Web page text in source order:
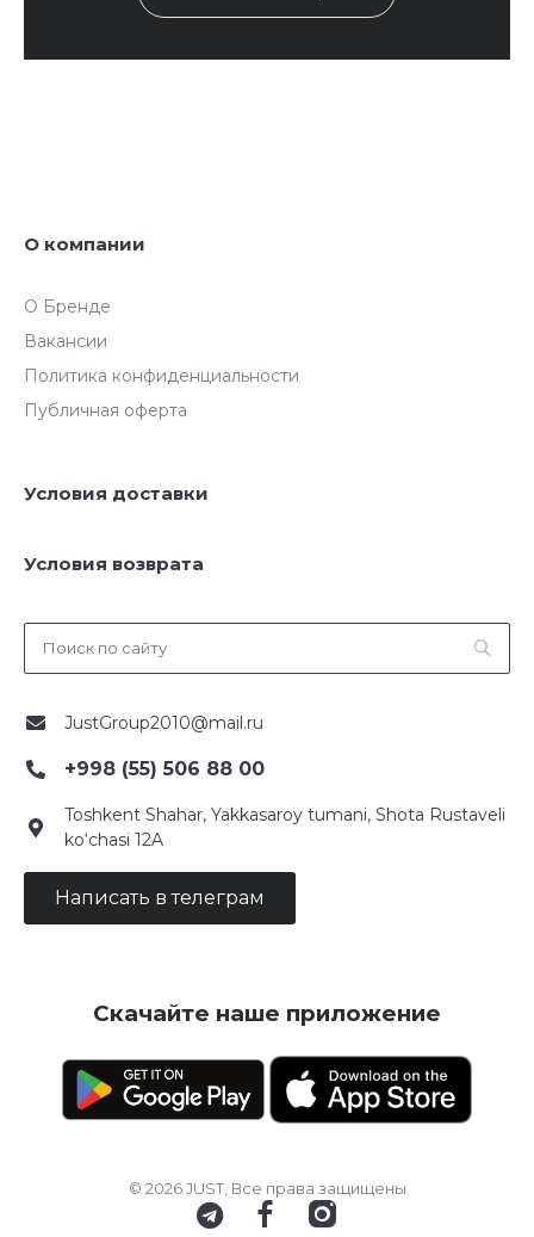
О компании
О Бренде
Вакансии
Политика конфиденциальности
Публичная оферта
Условия доставки
Условия возврата
JustGroup2010@mail.ru
+998 (55) 506 88 00
Toshkent Shahar, Yakkasaroy tumani, Shota Rustaveli
ko‘chasi 12A
Написать в телеграм
Скачайте наше приложение
© 2026 JUST, Все права защищены